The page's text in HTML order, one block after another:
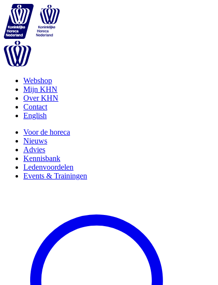
Webshop
Mijn KHN
Over KHN
Contact
English
Voor de horeca
Nieuws
Advies
Kennisbank
Ledenvoordelen
Events & Trainingen